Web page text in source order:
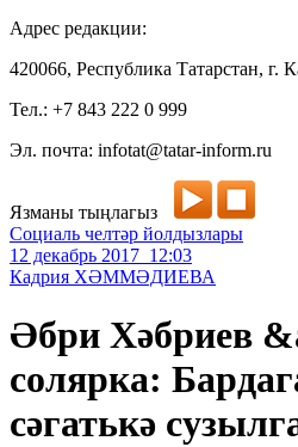
Адрес редакции:
420066, Республика Татарстан, г.
Тел.: +7 843 222 0 999
Эл. почта: infotat@tatar-inform.ru
Язманы тыңлагыз
Социаль челтәр йолдызлары
12 декабрь 2017 12:03
Кадрия ХӘММӘДИЕВА
Әбри Хәбриев
солярка:
сәгатькә